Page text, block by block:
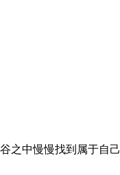
之中慢慢找到属于自